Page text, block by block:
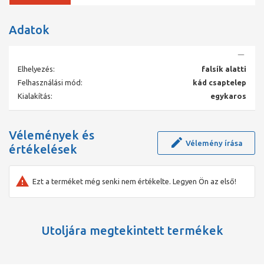
Adatok
Elhelyezés:
falsík alatti
Felhasználási mód:
kád csaptelep
Kialakítás:
egykaros
Vélemények és
értékelések
Vélemény írása
Ezt a terméket még senki nem értékelte. Legyen Ön az első!
Utoljára megtekintett termékek